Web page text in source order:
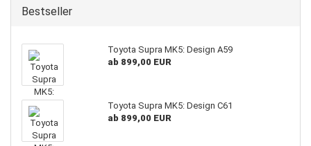
Bestseller
Toyota Supra MK5: Design A59
ab 899,00 EUR
Toyota Supra MK5: Design C61
ab 899,00 EUR